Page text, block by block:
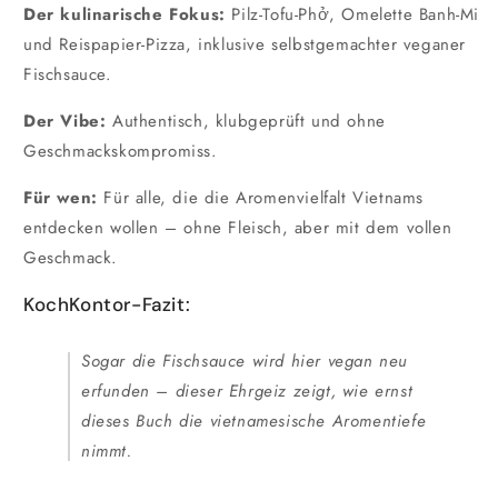
Der kulinarische Fokus: Pilz-Tofu-Phở, Omelette Banh-Mi
und Reispapier-Pizza, inklusive selbstgemachter veganer
Fischsauce.
Der Vibe: Authentisch, klubgeprüft und ohne
Geschmackskompromiss.
Für wen: Für alle, die die Aromenvielfalt Vietnams
entdecken wollen – ohne Fleisch, aber mit dem vollen
Geschmack.
KochKontor-Fazit:
Sogar die Fischsauce wird hier vegan neu
erfunden – dieser Ehrgeiz zeigt, wie ernst
dieses Buch die vietnamesische Aromentiefe
nimmt.